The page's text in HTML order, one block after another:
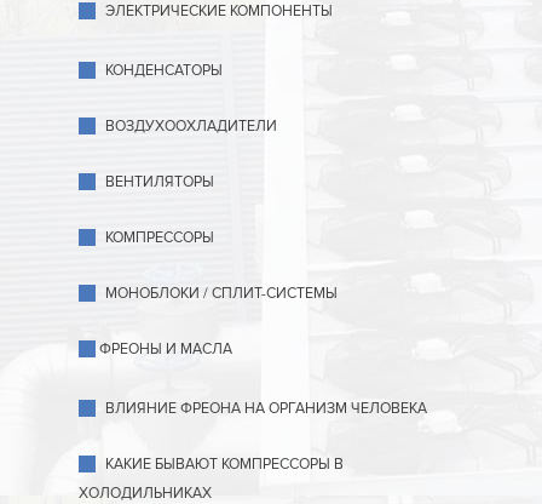
ЭЛЕКТРИЧЕСКИЕ КОМПОНЕНТЫ
КОНДЕНСАТОРЫ
ВОЗДУХООХЛАДИТЕЛИ
ВЕНТИЛЯТОРЫ
КОМПРЕССОРЫ
МОНОБЛОКИ / СПЛИТ-СИСТЕМЫ
ФРЕОНЫ И МАСЛА
ВЛИЯНИЕ ФРЕОНА НА ОРГАНИЗМ ЧЕЛОВЕКА
КАКИЕ БЫВАЮТ КОМПРЕССОРЫ В
ХОЛОДИЛЬНИКАХ